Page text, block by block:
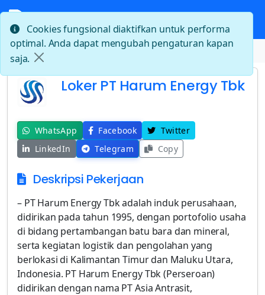
Beranda Loker PT Harum Energy Tbk
Loker PT Harum Energy Tbk
WhatsApp Facebook
Twitter
LinkedIn
Telegram Copy
Deskripsi Pekerjaan
– PT Harum Energy Tbk adalah induk perusahaan,
didirikan pada tahun 1995, dengan portofolio usaha
di bidang pertambangan batu bara dan mineral,
serta kegiatan logistik dan pengolahan yang
berlokasi di Kalimantan Timur dan Maluku Utara,
Indonesia. PT Harum Energy Tbk (Perseroan)
didirikan dengan nama PT Asia Antrasit,
Cookies fungsional diaktifkan untuk performa
optimal. Anda dapat mengubah pengaturan kapan
saja.